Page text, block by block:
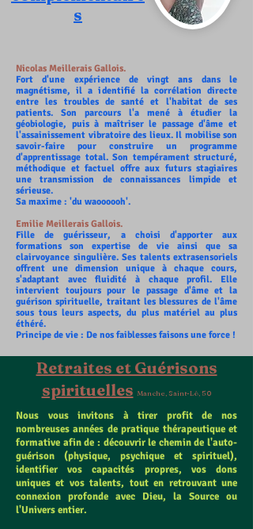
s
Nicolas Meillerais Gallois.
Fort d'une expérience de vingt ans dans le
magnétisme, il a identifié la corrélation directe
entre les troubles de santé et l'habitat de ses
patients. Son parcours l'a mené à étudier la
géobiologie, puis à maîtriser le passage d'âme et
l'assainissement vibratoire des lieux. Il mobilise son
savoir-faire pour construire un programme
d'apprentissage total. Son tempérament structuré,
méthodique et factuel offre aux futurs stagiaires
une transmission de connaissances limpide et
sérieuse.
Sa maxime : 'du waoooooh'.
Emilie Meillerais Gallois.
Fille de guérisseur, a choisi d'apporter aux
formations son expertise de vie ainsi que sa
clairvoyance singulière. Ses talents extrasensoriels
offrent une dimension unique à chaque cours,
s'adaptant avec fluidité à chaque profil. Elle
intervient toujours pour le passage d'âme et la
guérison spirituelle, traitant les blessures de l'âme
sous tous leurs aspects, du plus matériel au plus
éthéré.
Principe de vie : De nos faiblesses faisons une force !
Retraites et Guérisons
spirituelles Manche, Saint-Lô, 50
Nous vous invitons à tirer profit de nos
nombreuses années de pratique thérapeutique et
formative afin de : découvrir le chemin de l'auto-
guérison (physique, psychique et spirituel),
identifier vos capacités propres, vos dons
uniques et vos talents, tout en retrouvant une
connexion profonde avec Dieu, la Source ou
l'Univers entier.